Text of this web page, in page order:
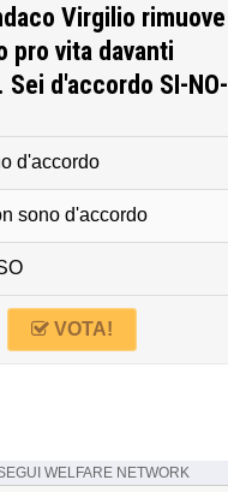
Virgilio rimuove
pro vita davanti
Sei d'accordo SI-NO-
d'accordo
sono d'accordo
VOTA!
WELFARE NETWORK